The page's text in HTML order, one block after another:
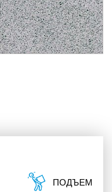
ПОДЪЕМ